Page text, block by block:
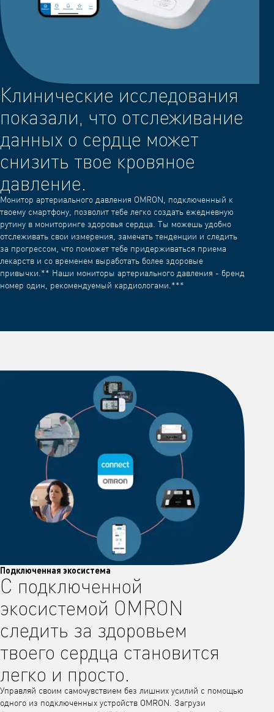
Клинические исследования
показали, что отслеживание
данных о сердце может
снизить твое кровяное
давление.
Монитор артериального давления OMRON, подключенный к
твоему смартфону, позволит тебе легко создать ежедневную
рутину в мониторинге здоровья сердца. Ты можешь удобно
отслеживать свои измерения, замечать тенденции и следить
за прогрессом, что поможет тебе придерживаться приема
лекарств и со временем выработать более здоровые
привычки.** Наши мониторы артериального давления - бренд
номер один, рекомендуемый кардиологами.***
Подключенная экосистема
С подключенной
экосистемой OMRON
следить за здоровьем
твоего сердца становится
легко и просто.
Управляй своим самочувствием без лишних усилий с помощью
одного из подключенных устройств OMRON. Загрузи